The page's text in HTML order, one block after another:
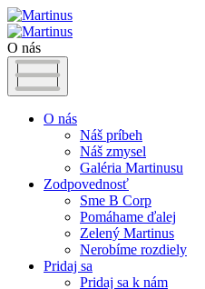
O nás
O nás
Náš príbeh
Náš zmysel
Galéria Martinusu
Zodpovednosť
Sme B Corp
Pomáhame ďalej
Zelený Martinus
Nerobíme rozdiely
Pridaj sa
Pridaj sa k nám